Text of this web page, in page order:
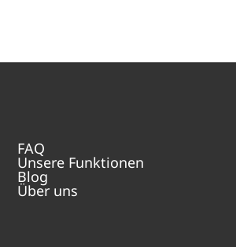
FAQ
Unsere Funktionen
Blog
Über uns